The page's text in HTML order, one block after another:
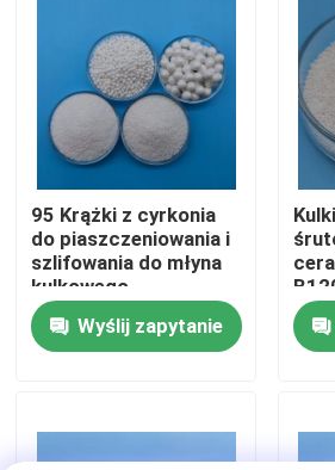
Kontrola jakości
Skontaktuj się z nami
Poprosić o wycenę
Ceramiczne środki do
Ceramiczne ścierniwo do
95 Krążki z cyrkonia
do piaszczeniowania i
szlifowania do młyna
kulkowego
planetarnego
Wyślij zapytanie